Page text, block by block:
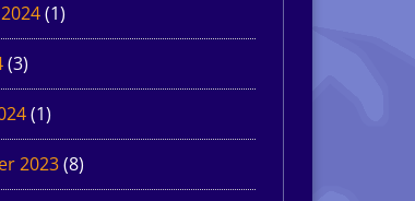
(1)
(3)
(1)
2023(8)